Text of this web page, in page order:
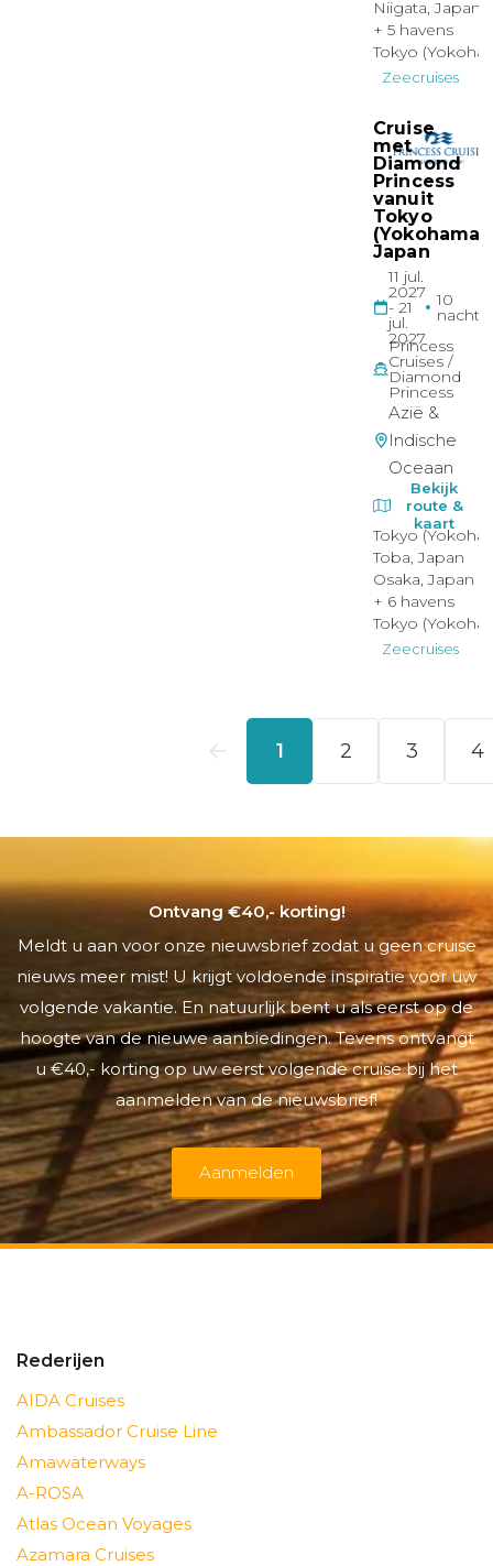
Ontvang €40,- korting!
Meldt u aan voor onze nieuwsbrief zodat u geen cruise
nieuws meer mist! U krijgt voldoende inspiratie voor uw
volgende vakantie. En natuurlijk bent u als eerst op de
hoogte van de nieuwe aanbiedingen. Tevens ontvangt
u €40,- korting op uw eerst volgende cruise bij het
aanmelden van de nieuwsbrief!
Aanmelden
Rederijen
AIDA Cruises
Ambassador Cruise Line
Amawaterways
A-ROSA
Atlas Ocean Voyages
Azamara Cruises